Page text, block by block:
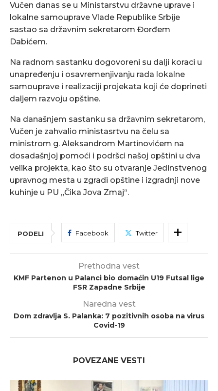
Vučen danas se u Ministarstvu državne uprave i
lokalne samouprave Vlade Republike Srbije
sastao sa državnim sekretarom Đorđem
Dabićem.
Na radnom sastanku dogovoreni su dalji koraci u
unapređenju i osavremenjivanju rada lokalne
samouprave i realizaciji projekata koji će doprineti
daljem razvoju opštine.
Na današnjem sastanku sa državnim sekretarom,
Vučen je zahvalio ministasrtvu na čelu sa
ministrom g. Aleksandrom Martinovićem na
dosadašnjoj pomoći i podršci našoj opštini u dva
velika projekta, kao što su otvaranje Jedinstvenog
upravnog mesta u zgradi opštine i izgradnji nove
kuhinje u PU „Čika Jova Zmaj“.
PODELI Facebook Twitter
Prethodna vest
KMF Partenon u Palanci bio domaćin U19 Futsal lige
FSR Zapadne Srbije
Naredna vest
Dom zdravlja S. Palanka: 7 pozitivnih osoba na virus
Covid-19
POVEZANE VESTI